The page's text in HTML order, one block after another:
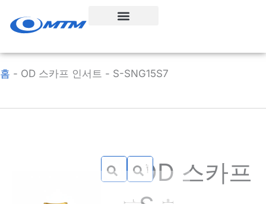
로
건
홈 - OD 스카프 인서트 - S-SNG15S7
OD 스카프